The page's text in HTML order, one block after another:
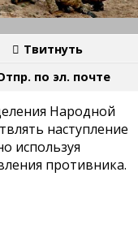
Твитнуть
по эл. почте
Народной
наступление
используя
противника.